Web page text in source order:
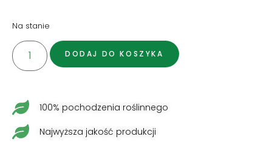
Na stanie
DODAJ DO KOSZYKA
100% pochodzenia roślinnego
Najwyższa jakość produkcji